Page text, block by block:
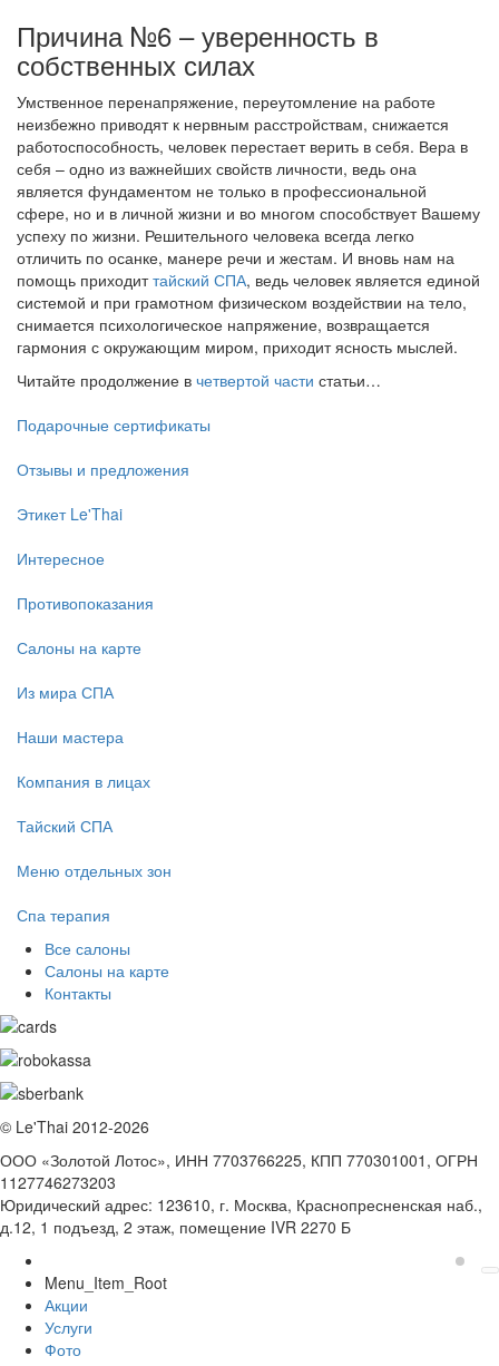
Причина №6 – уверенность в
собственных силах
Умственное перенапряжение, переутомление на работе
неизбежно приводят к нервным расстройствам, снижается
работоспособность, человек перестает верить в себя. Вера в
себя – одно из важнейших свойств личности, ведь она
является фундаментом не только в профессиональной
сфере, но и в личной жизни и во многом способствует Вашему
успеху по жизни. Решительного человека всегда легко
отличить по осанке, манере речи и жестам. И вновь нам на
помощь приходиттайский СПА, ведь человек является единой
системой и при грамотном физическом воздействии на тело,
снимается психологическое напряжение, возвращается
гармония с окружающим миром, приходит ясность мыслей.
Читайте продолжение в четвертой части статьи…
Подарочные сертификаты
Отзывы и предложения
Этикет Le'Thai
Интересное
Противопоказания
Салоны на карте
Из мира СПА
Наши мастера
Компания в лицах
Тайский СПА
Меню отдельных зон
Спа терапия
Все салоны
Салоны на карте
Контакты
© Le'Thai 2012-2026
ООО «Золотой Лотос», ИНН 7703766225, КПП 770301001, ОГРН
1127746273203
Юридический адрес: 123610, г. Москва, Краснопресненская наб.,
д.12, 1 подъезд, 2 этаж, помещение IVR 2270 Б
Menu_Item_Root
Акции
Услуги
Фото